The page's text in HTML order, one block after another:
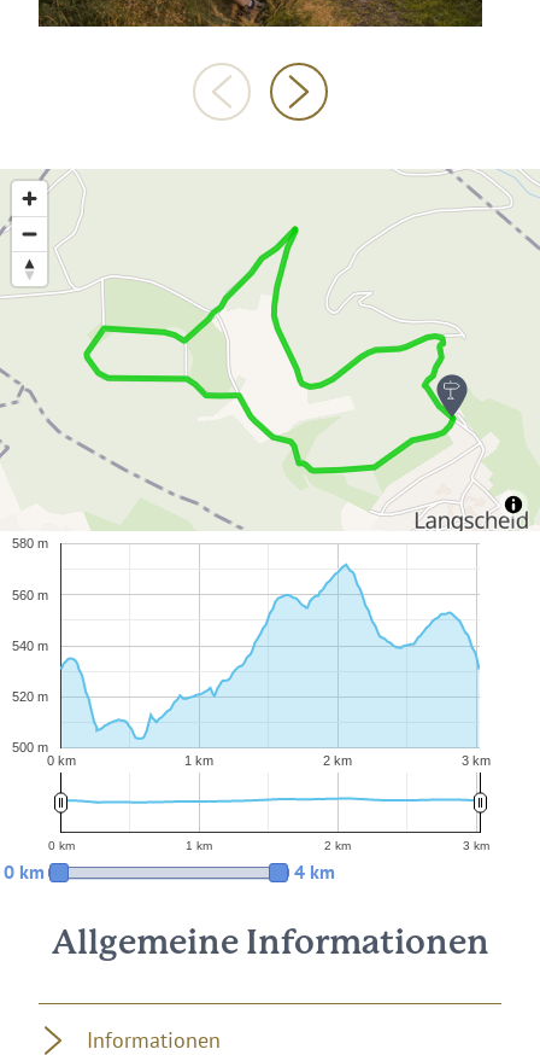
0 km 1 km 2 km 3 km
500 m
520 m
540 m
560 m
580 m
0 km 1 km 2 km 3 km
0 km 4 km
Allgemeine Informationen
Informationen